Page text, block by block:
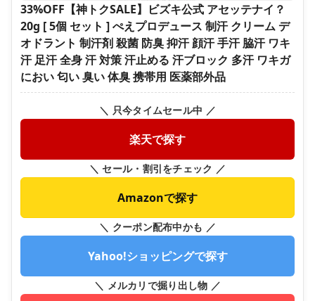
33%OFF【神トクSALE】ビズキ公式 アセッテナイ？
20g [ 5個 セット ] ぺえプロデュース 制汗 クリーム デ
オドラント 制汗剤 殺菌 防臭 抑汗 顔汗 手汗 脇汗 ワキ
汗 足汗 全身 汗 対策 汗止める 汗ブロック 多汗 ワキガ
におい 匂い 臭い 体臭 携帯用 医薬部外品
＼ 只今タイムセール中 ／
楽天で探す
＼ セール・割引をチェック ／
Amazonで探す
＼ クーポン配布中かも ／
Yahoo!ショッピングで探す
＼ メルカリで掘り出し物 ／